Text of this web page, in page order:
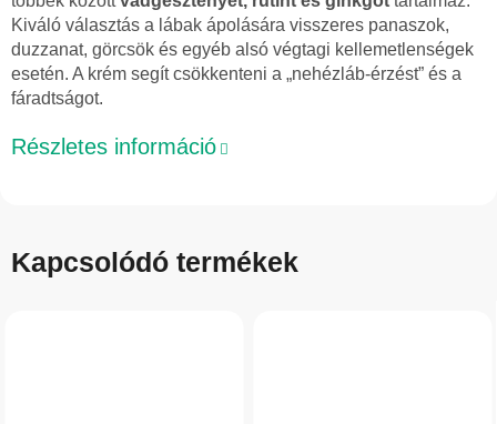
Kiváló választás a lábak ápolására visszeres panaszok,
duzzanat, görcsök és egyéb alsó végtagi kellemetlenségek
esetén. A krém segít csökkenteni a „nehézláb-érzést” és a
fáradtságot.
Részletes információ
Kapcsolódó termékek